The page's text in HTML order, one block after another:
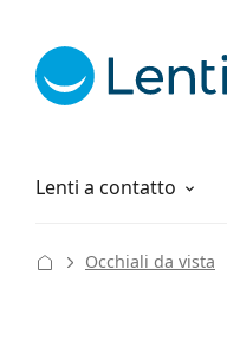
Lenti a contatto
Soluzioni
Tutto sugli acquisti
Occhiali da vista